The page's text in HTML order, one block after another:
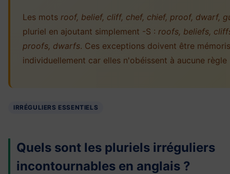
Les mots roof, belief, cliff, chef, chief, proof, dwarf,
pluriel en ajoutant simplement -S : roofs, beliefs,
proofs, dwarfs. Ces exceptions doivent être
individuellement car elles n'obéissent à aucune règle
IRRÉGULIERS ESSENTIELS
Quels sont les pluriels irréguliers
incontournables en anglais ?